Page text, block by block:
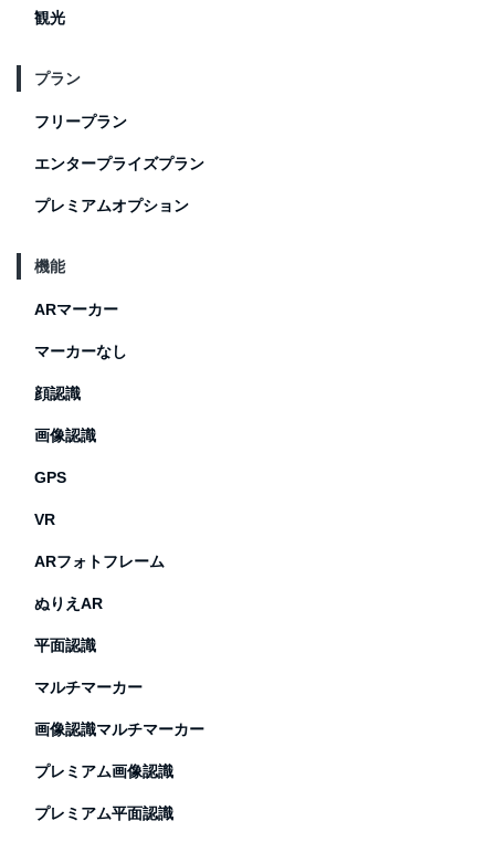
観光
プラン
フリープラン
エンタープライズプラン
プレミアムオプション
機能
ARマーカー
マーカーなし
顔認識
画像認識
GPS
VR
ARフォトフレーム
ぬりえAR
平面認識
マルチマーカー
画像認識マルチマーカー
プレミアム画像認識
プレミアム平面認識